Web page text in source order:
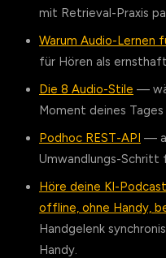
mit Retrieval-Praxis
Warum Audio-Lernen
für Hören als
Die 8 Audio-Stile —
Moment deines Tages
Podhoc REST-API —
Umwandlungs-Schritt
Höre deine KI-
offline, ohne Handy,
Handgelenk
Handy.